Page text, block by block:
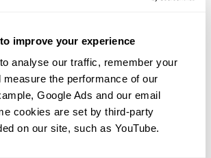
improve your experience
analyse our traffic, remember your
measure the performance of our
Google Ads and our email
cookies are set by third-party
on our site, such as YouTube.
소통
전학팀과 직접 논의 할 수 있습니다.